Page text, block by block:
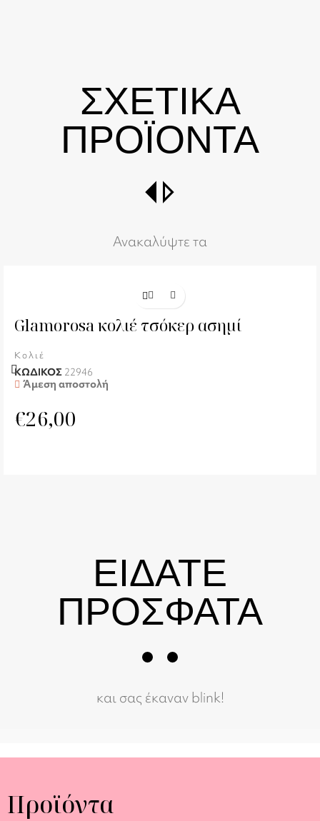
ΣΧΕΤΙΚΑ
ΠΡΟΪΟΝΤΑ
switch_right
Ανακαλύψτε τα
Glamorosa κολιέ τσόκερ ασημί
Κολιέ
ΚΩΔΙΚΟΣ 22946
Άμεση αποστολή
€26,00
ΕΙΔΑΤΕ
ΠΡΟΣΦΑΤΑ
και σας έκαναν blink!
Προϊόντα